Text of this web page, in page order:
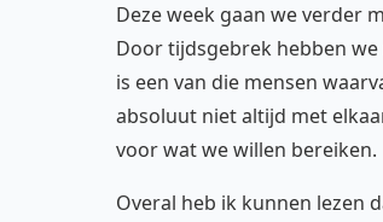
Deze week gaan we verder
Door tijdsgebrek hebben
is een van die mensen
absoluut niet altijd met
voor wat we willen bereiken.
Overal heb ik kunnen lezen